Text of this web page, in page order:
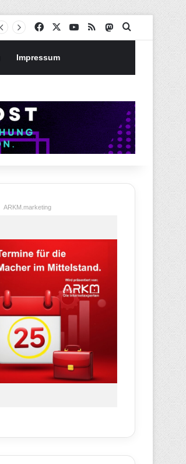
Facebook YouTube
RSS MastodonSuchen nach
Impressum
ARKM.marketing